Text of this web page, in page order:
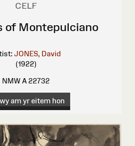
CELF
of Montepulciano
JONES, David
(1922)
NMW A 22732
am yr eitem hon